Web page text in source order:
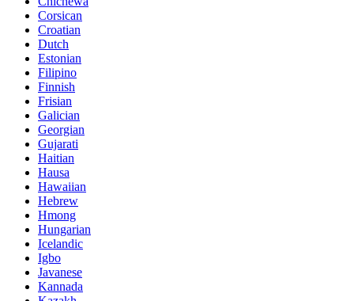
Corsican
Croatian
Dutch
Estonian
Filipino
Finnish
Frisian
Galician
Georgian
Gujarati
Haitian
Hausa
Hawaiian
Hebrew
Hmong
Hungarian
Icelandic
Igbo
Javanese
Kannada